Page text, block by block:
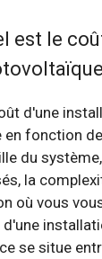
est le
d'une
en fonction
du
la
où vous
se situe